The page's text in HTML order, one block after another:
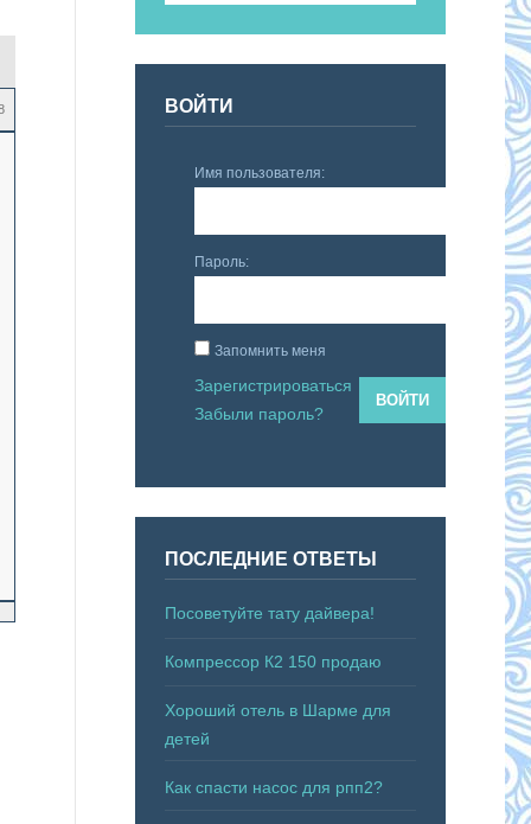
ВОЙТИ
Имя пользователя:
Пароль:
Запомнить меня
ВОЙТИ
Зарегистрироваться
Забыли пароль?
ПОСЛЕДНИЕ ОТВЕТЫ
Посоветуйте тату дайвера!
Компрессор К2 150 продаю
Хороший отель в Шарме для
детей
Как спасти насос для рпп2?